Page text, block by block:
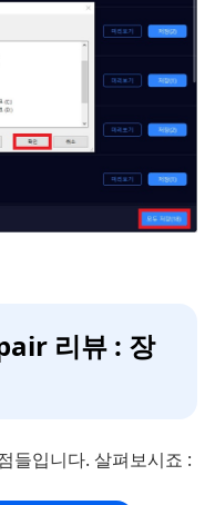
리뷰 : 장
들입니다. 살펴보시죠 :